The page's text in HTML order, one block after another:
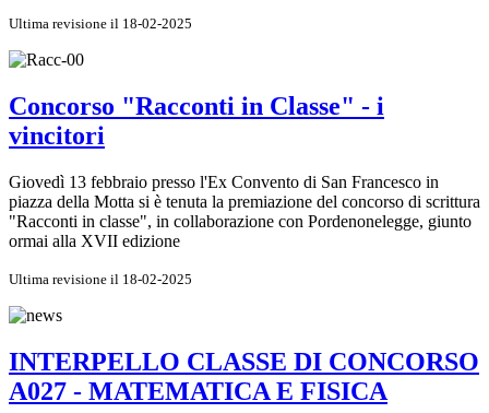
Ultima revisione il 18-02-2025
Concorso "Racconti in Classe" - i
vincitori
Giovedì 13 febbraio presso l'Ex Convento di San Francesco in
piazza della Motta si è tenuta la premiazione del concorso di scrittura
"Racconti in classe", in collaborazione con Pordenonelegge, giunto
ormai alla XVII edizione
Ultima revisione il 18-02-2025
INTERPELLO CLASSE DI CONCORSO
A027 - MATEMATICA E FISICA